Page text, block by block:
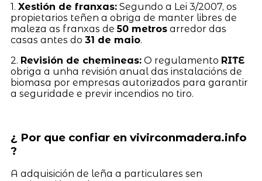
1. Xestión de franxas:Segundo a Lei 3/2007, os
propietarios teñen a obriga de manter libres de
maleza as franxas de50 metrosarredor das
casas antes do 31 de maio.
2. Revisión de chemineas:O regulamento RITE
obriga a unha revisión anual das instalacións de
biomasa por empresas autorizados para garantir
a seguridade e previr incendios no tiro.
¿ Por que confiar en vivirconmadera.info
?
A adquisición de leña a particulares sen